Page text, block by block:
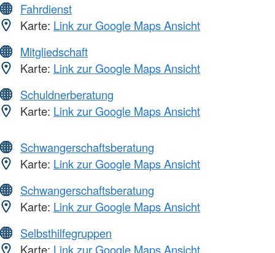
Fahrdienst
Karte: Link zur Google Maps Ansicht
Mitgliedschaft
Karte: Link zur Google Maps Ansicht
Schuldnerberatung
Karte: Link zur Google Maps Ansicht
Schwangerschaftsberatung
Karte: Link zur Google Maps Ansicht
Schwangerschaftsberatung
Karte: Link zur Google Maps Ansicht
Selbsthilfegruppen
Karte: Link zur Google Maps Ansicht